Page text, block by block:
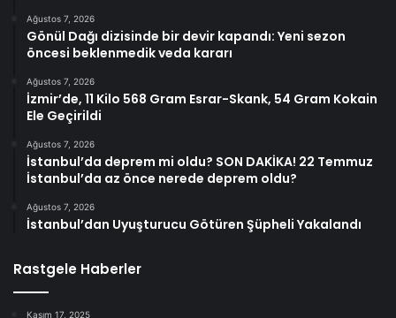
Ağustos 7, 2026
Gönül Dağı dizisinde bir devir kapandı: Yeni sezon
öncesi beklenmedik veda kararı
Ağustos 7, 2026
İzmir’de, 11 Kilo 568 Gram Esrar-Skank, 54 Gram Kokain
Ele Geçirildi
Ağustos 7, 2026
İstanbul’da deprem mi oldu? SON DAKİKA! 22 Temmuz
İstanbul’da az önce nerede deprem oldu?
Ağustos 7, 2026
İstanbul’dan Uyuşturucu Götüren Şüpheli Yakalandı
Rastgele Haberler
Kasım 17, 2025